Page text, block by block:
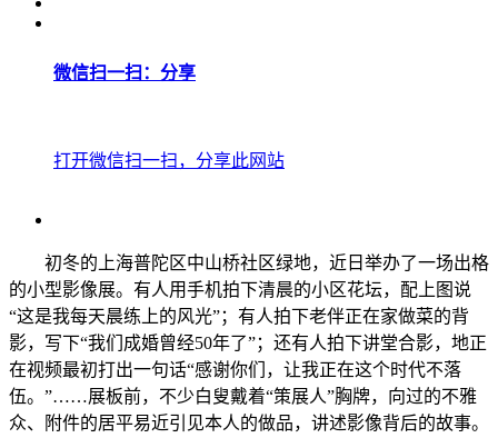
微信扫一扫：分享
打开微信扫一扫，分享此网站
初冬的上海普陀区中山桥社区绿地，近日举办了一场出格
的小型影像展。有人用手机拍下清晨的小区花坛，配上图说
“这是我每天晨练上的风光”；有人拍下老伴正在家做菜的背
影，写下“我们成婚曾经50年了”；还有人拍下讲堂合影，地正
在视频最初打出一句话“感谢你们，让我正在这个时代不落
伍。”……展板前，不少白叟戴着“策展人”胸牌，向过的不雅
众、附件的居平易近引见本人的做品，讲述影像背后的故事。